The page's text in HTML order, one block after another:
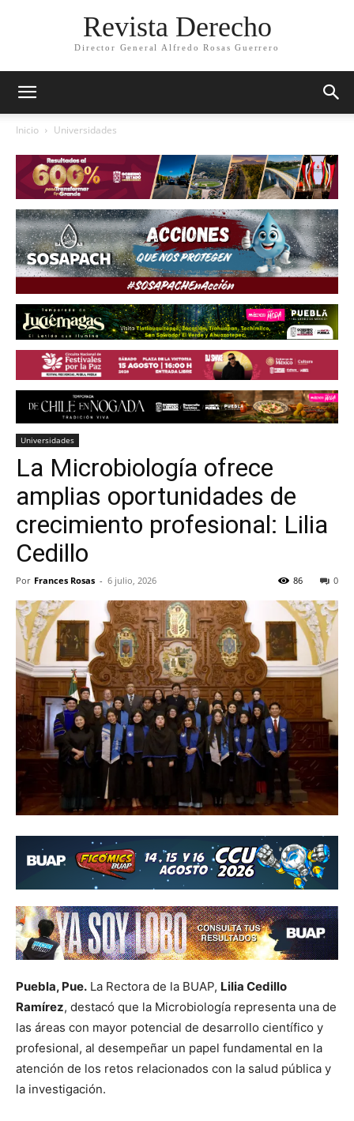
Revista Derecho
Director General Alfredo Rosas Guerrero
Inicio Universidades
Universidades
La Microbiología ofrece
amplias oportunidades de
crecimiento profesional: Lilia
Cedillo
Por Frances Rosas - 6 julio, 2026 0
86
Puebla, Pue. La Rectora de la BUAP, Lilia Cedillo
Ramírez, destacó que la Microbiología representa una de
las áreas con mayor potencial de desarrollo científico y
profesional, al desempeñar un papel fundamental en la
atención de los retos relacionados con la salud pública y
la investigación.